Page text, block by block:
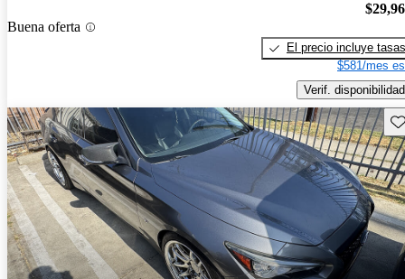
Buena oferta
El precio incluye tasas
$581/mes
Verif. disponibilidad